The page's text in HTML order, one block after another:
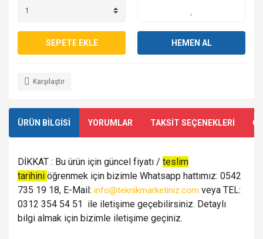
SEPETE EKLE HEMEN AL
Karşılaştır
ÜRÜN BİLGİSİ YORUMLAR TAKSİT SEÇENEKLERİ
DİKKAT : Bu ürün için güncel fiyatı / teslim
tarihini öğrenmek için bizimle Whatsapp hattımız: 0542
735 19 18, E-Mail: info@teknikmarketiniz.com veya TEL:
0312 354 54 51 ile iletişime geçebilirsiniz. Detaylı
bilgi almak için bizimle iletişime geçiniz.